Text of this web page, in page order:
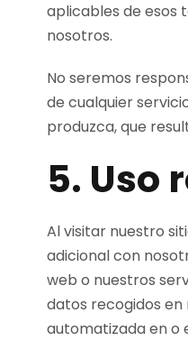
aplicables de esos
nosotros.
No seremos
de cualquier
produzca, que
5. Uso
Al visitar nuestro
adicional con
web o nuestros
datos recogidos
automatizada en o